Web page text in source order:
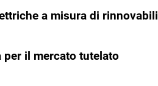
a misura di rinnovabili
per il mercato tutelato